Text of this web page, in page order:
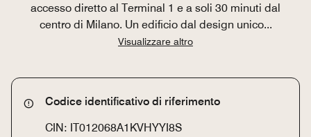
accesso diretto al Terminal 1 e a soli 30 minuti dal
centro di Milano. Un edificio dal design unico...
Visualizzare altro
Codice identificativo di riferimento
CIN: IT012068A1KVHYYI8S